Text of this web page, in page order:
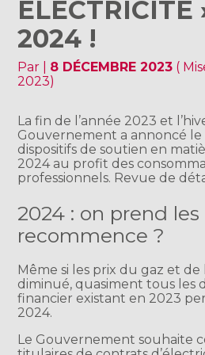
ÉLECTRICITÉ
2024 !
Par 8 DÉCEMBRE 2023 (
2023)
La fin de l’année 2023 et
Gouvernement a annoncé
dispositifs de soutien en
2024 au profit des
professionnels. Revue de
2024 : on prend
recommence ?
Même si les prix du gaz et de
diminué, quasiment tous les
financier existant en 2023
2024.
Le Gouvernement souhaite